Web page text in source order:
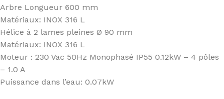
Arbre Longueur 600 mm
Matériaux: INOX 316 L
Hélice à 2 lames pleines Ø 90 mm
Matériaux: INOX 316 L
Moteur : 230 Vac 50Hz Monophasé IP55 0.12kW – 4 pôles
– 1.0 A
Puissance dans l’eau: 0.07kW